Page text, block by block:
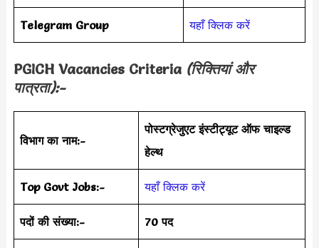
Telegram Group यहाँ क्लिक करें
PGICH Vacancies Criteria (रिक्तियां और
पात्रता):-
विभाग का नाम:-
पोस्टग्रेजुएट इंस्टीट्यूट ऑफ चाइल्ड
हेल्थ
Top Govt Jobs:- यहाँ क्लिक करें
पदों की संख्या:- 70 पद